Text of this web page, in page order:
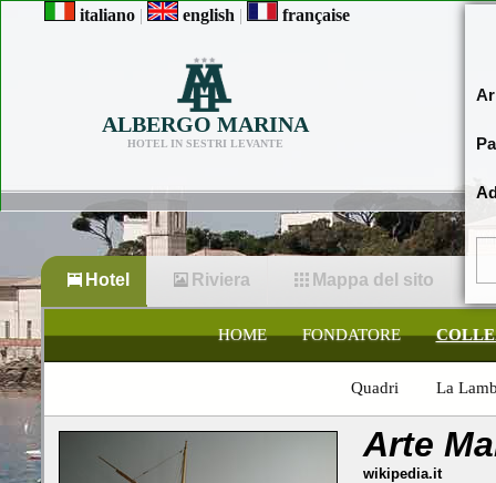
ALBERGO MARINA
HOTEL IN SESTRI LEVANTE
italiano | english | française
Hotel Riviera Mappa del sito
HOME FONDATORE
Quadri La
Arte
wikipedia.it